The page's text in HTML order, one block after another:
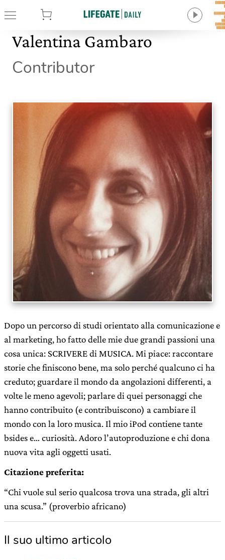
Valentina Gambaro
Contributor
Dopo un percorso di studi orientato alla comunicazione e
al marketing, ho fatto delle mie due grandi passioni una
cosa unica: SCRIVERE di MUSICA. Mi piace: raccontare
storie che finiscono bene, ma solo perché qualcuno ci ha
creduto; guardare il mondo da angolazioni differenti, a
volte le meno agevoli; parlare di quei personaggi che
hanno contribuito (e contribuiscono) a cambiare il
mondo con la loro musica. Il mio iPod contiene tante
bsides e… curiosità. Adoro l’autoproduzione e chi dona
nuova vita agli oggetti usati.
Citazione preferita:
“Chi vuole sul serio qualcosa trova una ‪strada, gli altri
una scusa.” (‪proverbio africano)
Il suo ultimo articolo